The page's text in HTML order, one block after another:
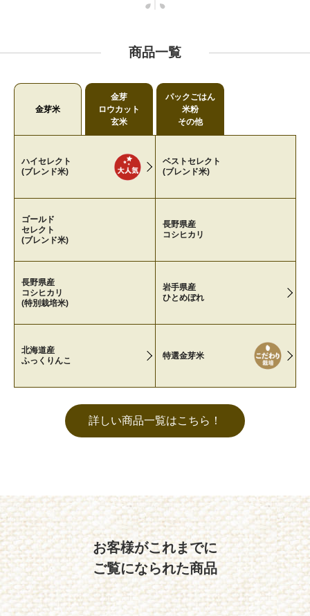
商品一覧
金芽米
ハイセレクト
(ブレンド米)
ベストセレクト
(ブレンド米)
ゴールド
セレクト
(ブレンド米)
長野県産
コシヒカリ
長野県産
コシヒカリ
(特別栽培米)
岩手県産
ひとめぼれ
北海道産
ふっくりんこ
特選金芽米
金芽
ロウカット
玄米
パックごはん
米粉
その他
詳しい商品一覧はこちら！
お客様がこれまでに
ご覧になられた商品